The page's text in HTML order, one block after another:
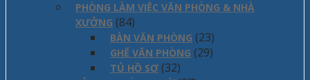
PHÒNG LÀM VIỆC VĂN PHÒNG & NHÀ
XƯỞNG (84)
BÀN VĂN PHÒNG (23)
GHẾ VĂN PHÒNG (29)
TỦ HỒ SƠ (32)